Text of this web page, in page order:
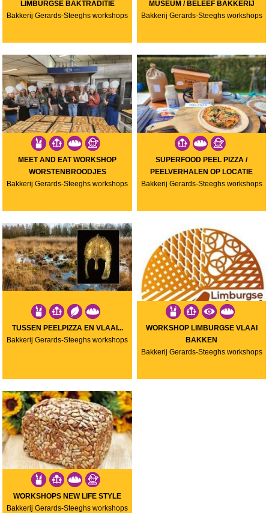
LIMBURGSE BAKTRADITIE
Bakkerij Gerards-Steeghs workshops
MUSEUM / BELEEF BAKKERIJ
Bakkerij Gerards-Steeghs workshops
MEET AND EAT WORKSHOP
WORSTENBROODJES
Bakkerij Gerards-Steeghs workshops
SUPERFOOD PEEL PIZZA /
PEELVERHALEN OP LOCATIE
Bakkerij Gerards-Steeghs workshops
TUSSEN PEELPIZZA EN VLAAI...
Bakkerij Gerards-Steeghs workshops
WORKSHOP LIMBURGSE VLAAI
BAKKEN
Bakkerij Gerards-Steeghs workshops
WORKSHOPS NEW LIFE STYLE
Bakkerij Gerards-Steeghs workshops